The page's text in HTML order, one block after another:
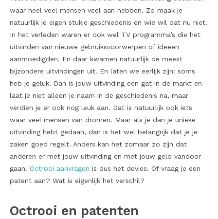
waar heel veel mensen veel aan hebben. Zo maak je
natuurlijk je eigen stukje geschiedenis en wie wil dat nu niet.
In het verleden waren er ook wel TV programma’s die het
uitvinden van nieuwe gebruiksvoorwerpen of ideeën
aanmoedigden. En daar kwamen natuurlijk de meest
bijzondere uitvindingen uit. En laten we eerlijk zijn: soms
heb je geluk. Dan is jouw uitvinding een gat in de markt en
laat je niet alleen je naam in de geschiedenis na, maar
verdien je er ook nog leuk aan. Dat is natuurlijk ook iets
waar veel mensen van dromen. Maar als je dan je unieke
uitvinding hebt gedaan, dan is het wel belangrijk dat je je
zaken goed regelt. Anders kan het zomaar zo zijn dat
anderen er met jouw uitvinding en met jouw geld vandoor
gaan. Octrooi aanvragen is dus het devies. Of vraag je een
patent aan? Wat is eigenlijk het verschil?
Octrooi en patenten